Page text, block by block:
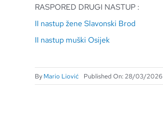
RASPORED DRUGI NASTUP :
II nastup žene Slavonski Brod
II nastup muški Osijek
By Mario Liović Published On: 28/03/2026